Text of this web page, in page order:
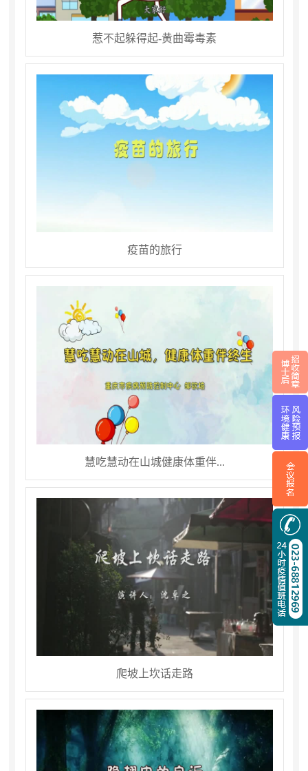
惹不起躲得起-黄曲霉毒素
疫苗的旅行
慧吃慧动在山城健康体重伴...
爬坡上坎话走路